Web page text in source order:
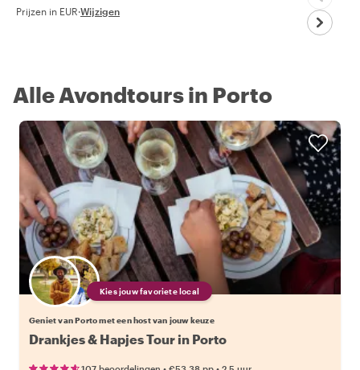
Prijzen in EUR·Wijzigen
Alle Avondtours in Porto
Kies jouw favoriete local
Geniet van Porto met een host van jouw keuze
Drankjes & Hapjes Tour in Porto